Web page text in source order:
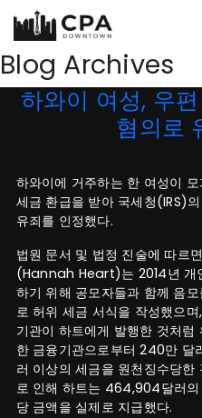
Skip to main content
Blog Archives
하와이 여성, 우
혐의로
하와이에 거주하는 한 여성이
세금 환급을 받아 국세청(IRS)
유죄를 인정했다.
법원 문서 및 법정 진술에 따르
(Hannah Heart)는 2014년 개
하기 위해 공모자들과 함께 음
로 허위 세금 서식을 작성했으
기관이 하트에게 발행한 것처
한 금융기관으로부터 240만 달
러 이상의 세금을 원천징수당한
로 인해 하트는 464,904달러의
당 금액을 실제로 지급했다.